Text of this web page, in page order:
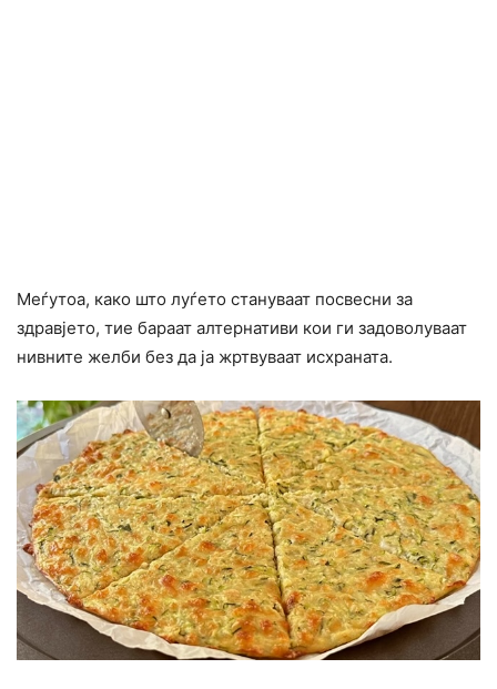
Меѓутоа, како што луѓето стануваат посвесни за
здравјето, тие бараат алтернативи кои ги задоволуваат
нивните желби без да ја жртвуваат исхраната.